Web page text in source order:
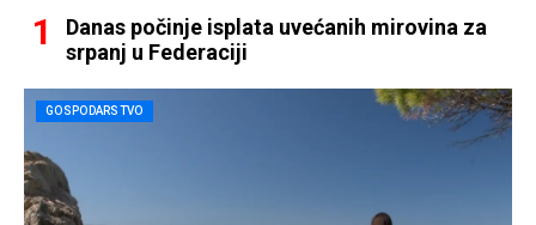
Danas počinje isplata uvećanih mirovina za
srpanj u Federaciji
GOSPODARSTVO